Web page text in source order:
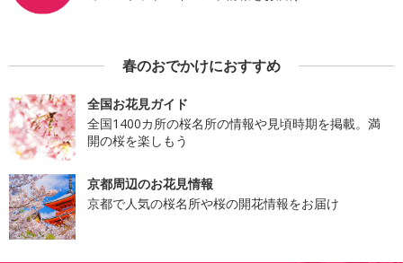
春のおでかけにおすすめ
全国お花見ガイド
全国1400カ所の桜名所の情報や見頃時期を掲載。満
開の桜を楽しもう
京都周辺のお花見情報
京都で人気の桜名所や桜の開花情報をお届け